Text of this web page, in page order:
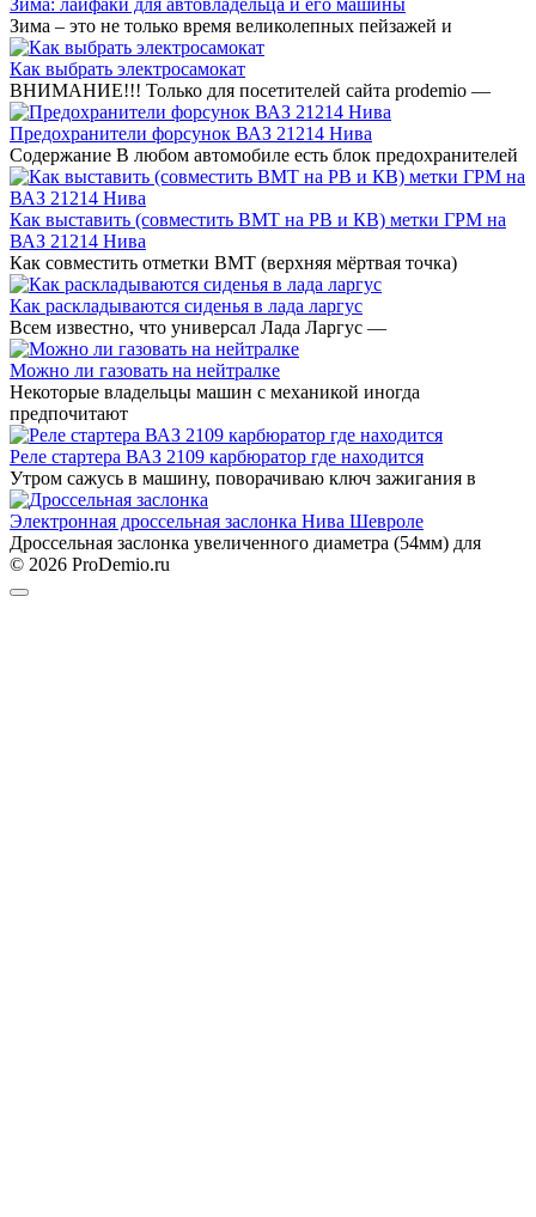
Зима: лайфаки для автовладельца и его машины
Зима – это не только время великолепных пейзажей и
Как выбрать электросамокат
ВНИМАНИЕ!!! Только для посетителей сайта prodemio —
Предохранители форсунок ВАЗ 21214 Нива
Содержание В любом автомобиле есть блок предохранителей
Как выставить (совместить ВМТ на РВ и КВ) метки ГРМ на
ВАЗ 21214 Нива
Как совместить отметки ВМТ (верхняя мёртвая точка)
Как раскладываются сиденья в лада ларгус
Всем известно, что универсал Лада Ларгус —
Можно ли газовать на нейтралке
Некоторые владельцы машин с механикой иногда
предпочитают
Реле стартера ВАЗ 2109 карбюратор где находится
Утром сажусь в машину, поворачиваю ключ зажигания в
Электронная дроссельная заслонка Нива Шевроле
Дроссельная заслонка увеличенного диаметра (54мм) для
© 2026 ProDemio.ru